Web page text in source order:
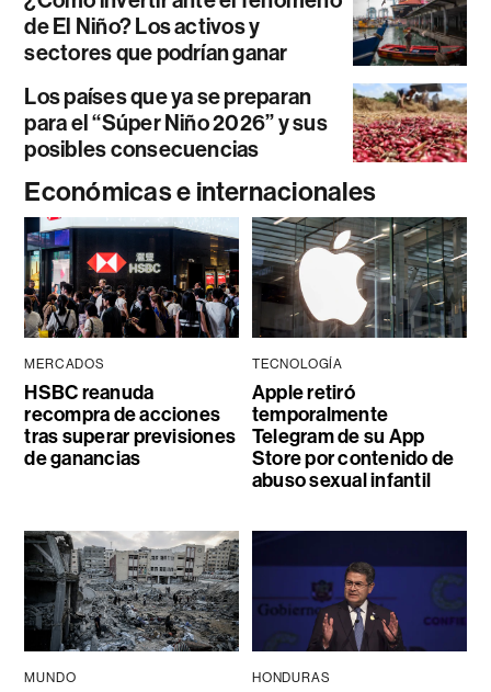
de El Niño? Los activos y
sectores que podrían ganar
Los países que ya se preparan
para el “Súper Niño 2026” y sus
posibles consecuencias
Económicas e internacionales
MERCADOS
HSBC reanuda
recompra de acciones
tras superar previsiones
de ganancias
TECNOLOGÍA
Apple retiró
temporalmente
Telegram de su App
Store por contenido de
abuso sexual infantil
MUNDO HONDURAS